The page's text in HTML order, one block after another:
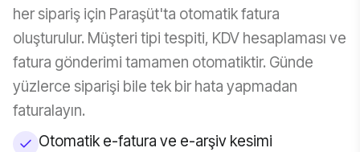
her sipariş için Paraşüt'ta otomatik fatura
oluşturulur. Müşteri tipi tespiti, KDV hesaplaması ve
fatura gönderimi tamamen otomatiktir. Günde
yüzlerce siparişi bile tek bir hata yapmadan
faturalayın.
Otomatik e-fatura ve e-arşiv kesimi